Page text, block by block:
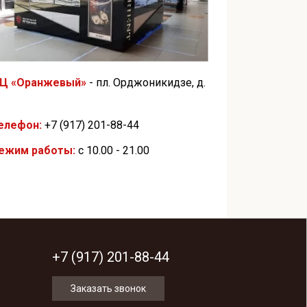
«Оранжевый» - пл. Орджоникидзе, д.
+7 (917) 201-88-44
работы: с 10.00 - 21.00
+7 (917) 201-88-44
Заказать звонок